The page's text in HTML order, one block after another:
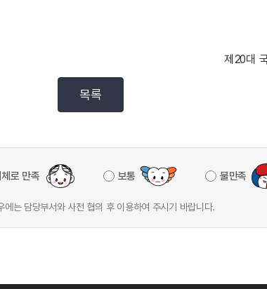
목록
로 만족 보통 불만족
는 담당부서와 사전 협의 후 이용하여 주시기 바랍니다.